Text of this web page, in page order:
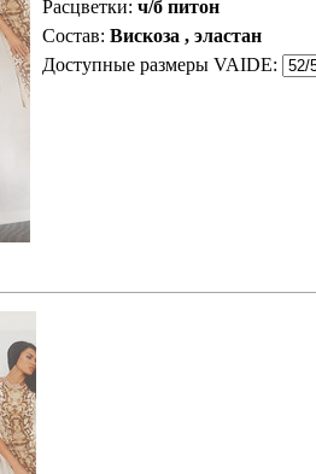
Расцветки: ч/б питон
Состав: Вискоза , эластан
Доступные размеры VAIDE: